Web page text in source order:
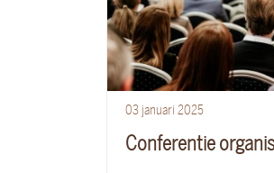
03 januari 2025
Conferentie